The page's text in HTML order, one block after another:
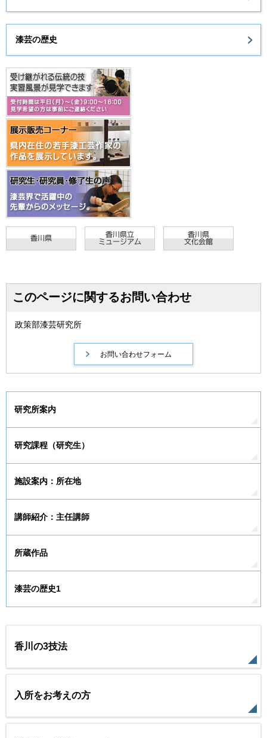
漆芸の歴史
このページに関するお問い合わせ
政策部漆芸研究所
研究所案内
研究課程（研究生）
施設案内：所在地
講師紹介：主任講師
所蔵作品
漆芸の歴史1
香川の3技法
入所をお考えの方